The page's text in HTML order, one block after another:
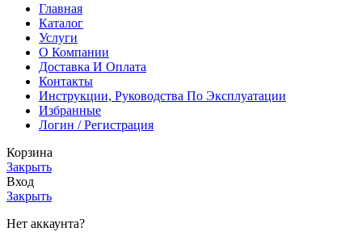
Главная
Каталог
Услуги
О Компании
Доставка И Оплата
Контакты
Инструкции, Руководства По Эксплуатации
Избранные
Логин / Регистрация
Корзина
Закрыть
Вход
Закрыть
Нет аккаунта?